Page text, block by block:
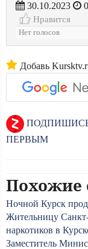
30.10.2023
Нравится
Нет голосов
Добавь
ПЕРВЫМ
Похожие
Ночной Курск
Жительницу Санкт-
наркотиков в
Заместитель